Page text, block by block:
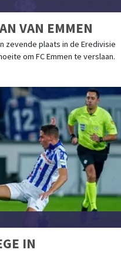
VAN EMMEN
zevende plaats in de Eredivisie
om FC Emmen te verslaan.
IN